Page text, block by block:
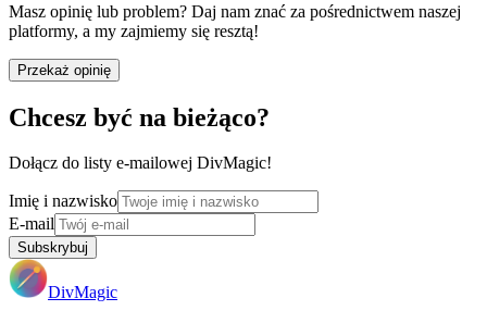
Masz opinię lub problem? Daj nam znać za pośrednictwem naszej
platformy, a my zajmiemy się resztą!
Przekaż opinię
Chcesz być na bieżąco?
Dołącz do listy e-mailowej DivMagic!
Imię i nazwisko
E-mail
Subskrybuj
DivMagic